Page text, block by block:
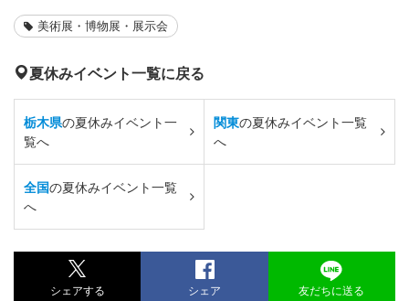
美術展・博物展・展示会
夏休みイベント一覧に戻る
栃木県の夏休みイベント一
覧へ
関東の夏休みイベント一覧
へ
全国の夏休みイベント一覧
へ
シェアする シェア 友だちに送る